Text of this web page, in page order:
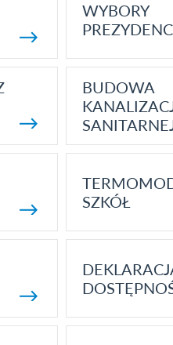
WYBORY
BUDOWA
SZKÓŁ